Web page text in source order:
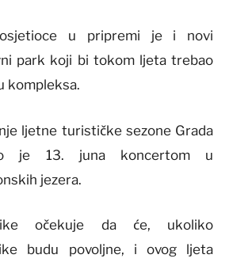
u pripremi je i novi
park koji bi tokom ljeta trebao
kompleksa.
ljetne turističke sezone Grada
je 13. juna koncertom u
jezera.
očekuje da će, ukoliko
budu povoljne, i ovog ljeta